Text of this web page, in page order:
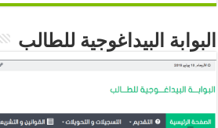
البوابة البيداغوجية للطالب